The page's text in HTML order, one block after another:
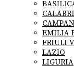
EMILIA
FRIULI
LAZIO
LIGURIA